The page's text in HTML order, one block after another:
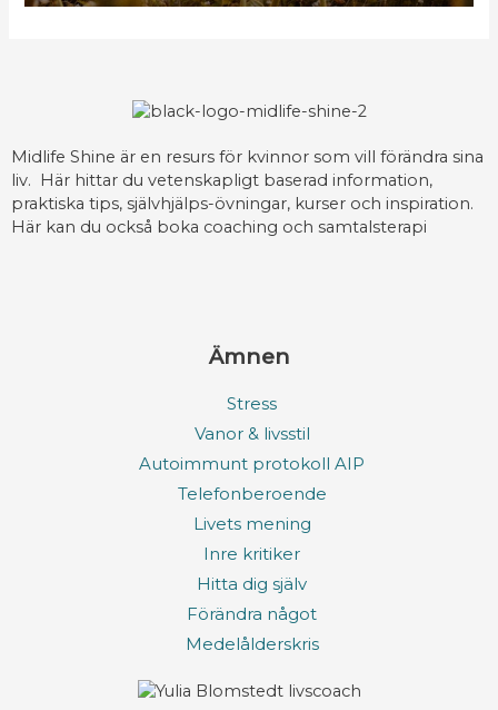
Midlife Shine är en resurs för kvinnor som vill förändra sina
liv. Här hittar du vetenskapligt baserad information,
praktiska tips, självhjälps-övningar, kurser och inspiration.
Här kan du också boka coaching och samtalsterapi
Ämnen
Stress
Vanor & livsstil
Autoimmunt protokoll AIP
Telefonberoende
Livets mening
Inre kritiker
Hitta dig själv
Förändra något
Medelålderskris